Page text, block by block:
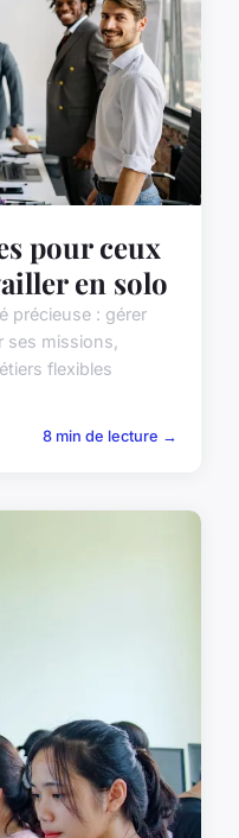
pour ceux
en solo
précieuse : gérer
ses missions,
flexibles
8 min de lecture →